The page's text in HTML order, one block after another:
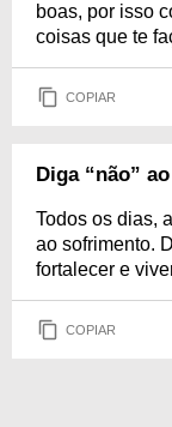
boas, por isso
coisas que te
COPIAR
Diga “não”
Todos os dias,
ao sofrimento.
fortalecer e
COPIAR